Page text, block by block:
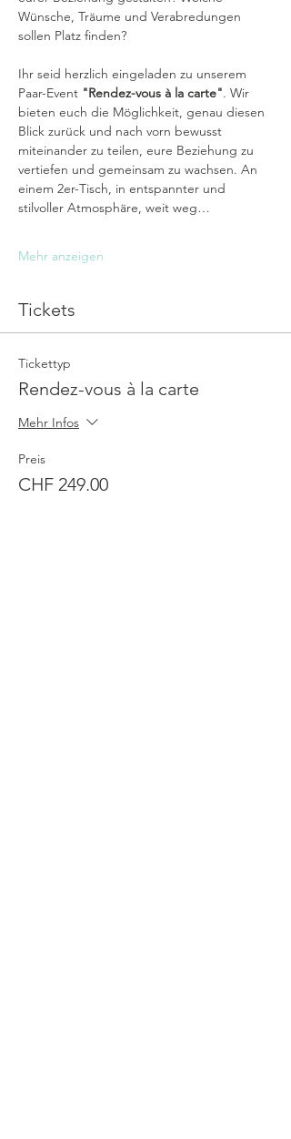
Wünsche, Träume und Verabredungen
sollen Platz finden?
Ihr seid herzlich eingeladen zu unserem
Paar-Event "Rendez-vous à la carte". Wir
bieten euch die Möglichkeit, genau diesen
Blick zurück und nach vorn bewusst
miteinander zu teilen, eure Beziehung zu
vertiefen und gemeinsam zu wachsen. An
einem 2er-Tisch, in entspannter und
stilvoller Atmosphäre, weit weg…
Mehr anzeigen
Tickets
Tickettyp
Rendez-vous à la carte
Mehr Infos
Preis
CHF 249.00